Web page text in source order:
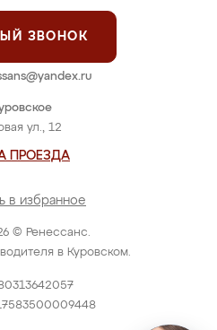
© Ренессанс.
в Куровском.
ул., 12
ПРОЕЗДА
в избранное
ЗВОНОК